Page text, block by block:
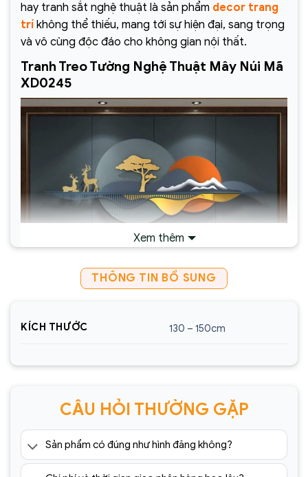
hay tranh sắt nghệ thuật là sản phẩm decor trang
trí không thể thiếu, mang tới sự hiện đại, sang trọng
và vô cùng độc đáo cho không gian nội thất.
Tranh Treo Tường Nghệ Thuật Mây Núi Mã
XD0245
nhập khẩu, giá rẻ tốt nhất?
trưng bày với vô vàn mẫu mã, kiểu
dáng tranh sắt cùng với sự phục vụ chu đáo, tỉ mỉ
chắc chắn sẽ giúp bạn tìm được những sản phẩm
tranh sắt trang trí nghệ thuậtnhập khẩu đẹp
Xem thêm
THÔNG TIN BỔ SUNG
KÍCH THƯỚC 130 – 150cm
CÂU HỎI THƯỜNG GẶP
Sản phẩm có đúng như hình đăng không?